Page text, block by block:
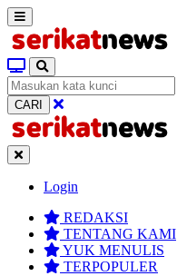
CARI
Login
REDAKSI
TENTANG KAMI
YUK MENULIS
TERPOPULER